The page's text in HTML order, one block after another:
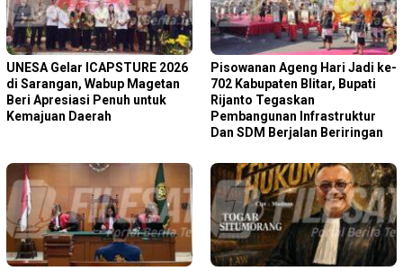
‎UNESA Gelar ICAPSTURE 2026
di Sarangan, Wabup Magetan
Beri Apresiasi Penuh untuk
Kemajuan Daerah
Pisowanan Ageng Hari Jadi ke-
702 Kabupaten Blitar, Bupati
Rijanto Tegaskan
Pembangunan Infrastruktur
Dan SDM Berjalan Beriringan